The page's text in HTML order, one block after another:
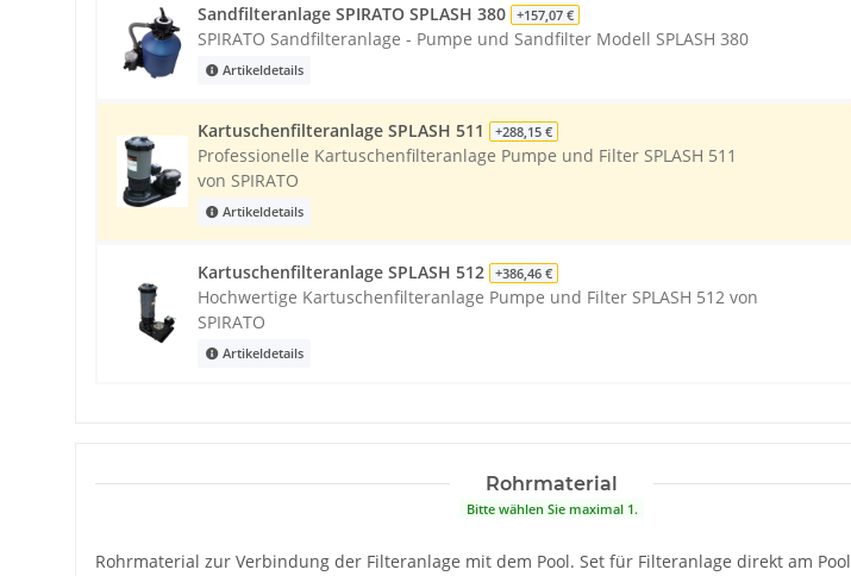
Sandfilteranlage SPIRATO SPLASH 380 +157,07 €
SPIRATO Sandfilteranlage - Pumpe und Sandfilter Modell SPLASH 380
Artikeldetails
Kartuschenfilteranlage SPLASH 511 +288,15 €
Professionelle Kartuschenfilteranlage Pumpe und Filter SPLASH 511
von SPIRATO
Artikeldetails
Kartuschenfilteranlage SPLASH 512 +386,46 €
Hochwertige Kartuschenfilteranlage Pumpe und Filter SPLASH 512 von
SPIRATO
Artikeldetails
Rohrmaterial
Bitte wählen Sie maximal 1.
Rohrmaterial zur Verbindung der Filteranlage mit dem Pool. Set für Filteranlage direkt am Pool